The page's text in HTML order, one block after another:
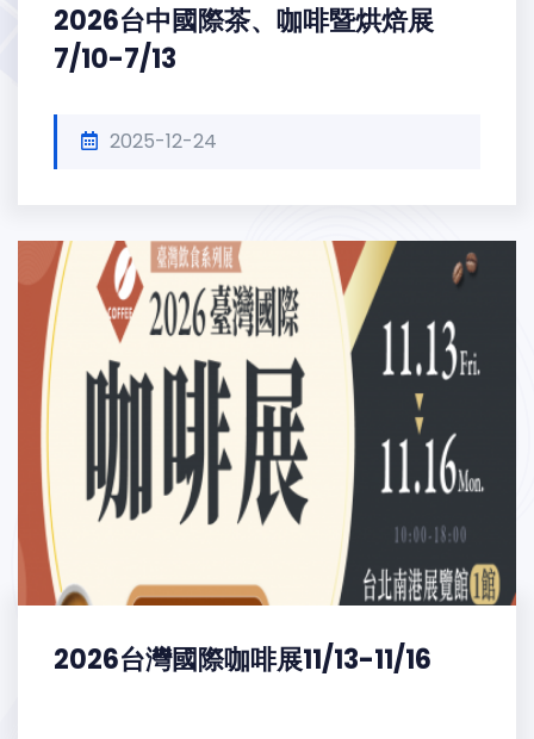
2026台中國際茶、咖啡暨烘焙展
7/10-7/13
2025-12-24
2026台灣國際咖啡展11/13-11/16